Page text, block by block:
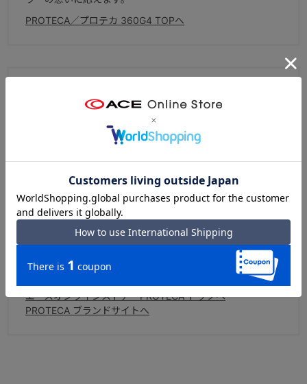
PROTECA／プロテカ 360G4 TOPへ
スーツケース国内生産50年以上の実績を持つ、エース株式
会社を代表するラゲージブランド。北海道・赤平工場で作
られる「日本製」ならではの高品質と、高感度なデザイ
ン、そしてプロテカ独自の高い機能性が特徴。熟練した職
人の繊細な手作業によって、1本1本丁寧に作られていま
エースオンラインストア PROTECA トップへ
PROTECA ブランドサイトへ